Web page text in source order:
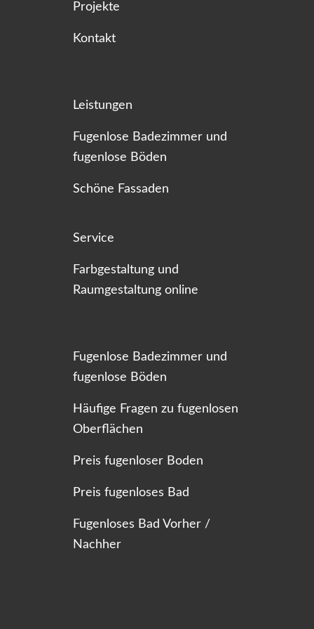
Projekte
Kontakt
Leistungen
Fugenlose Badezimmer und
fugenlose Böden
Schöne Fassaden
Service
Farbgestaltung und
Raumgestaltung online
Fugenlose Badezimmer und
fugenlose Böden
Häufige Fragen zu fugenlosen
Oberflächen
Preis fugenloser Boden
Preis fugenloses Bad
Fugenloses Bad Vorher /
Nachher